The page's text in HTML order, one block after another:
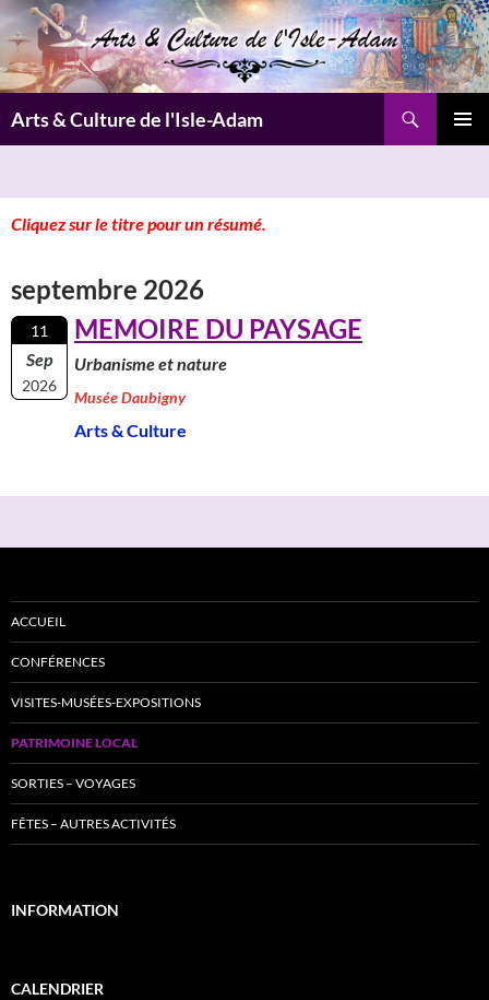
Aller
au
contenu
Arts & Culture de l'Isle-Adam
Cliquez sur le titre pour un résumé.
septembre 2026
11
Sep
2026
MEMOIRE DU PAYSAGE
Urbanisme et nature
Musée Daubigny
Arts & Culture
ACCUEIL
CONFÉRENCES
VISITES-MUSÉES-EXPOSITIONS
PATRIMOINE LOCAL
SORTIES – VOYAGES
FÊTES – AUTRES ACTIVITÉS
INFORMATION
CALENDRIER